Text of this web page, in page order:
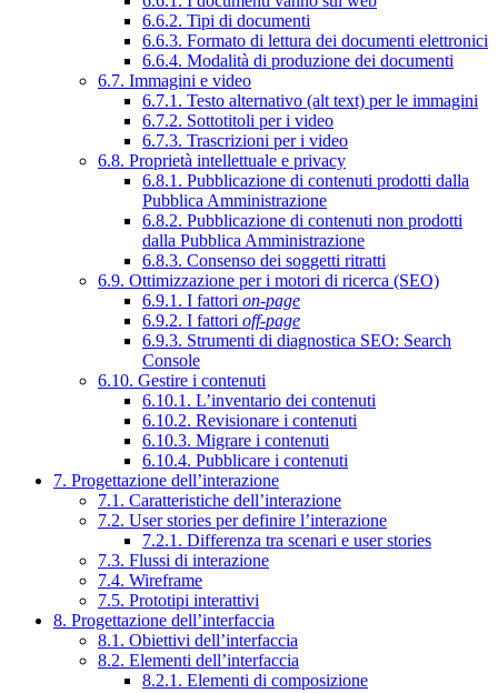
6.6.2. Tipi di documenti
6.6.3. Formato di lettura dei documenti elettronici
6.6.4. Modalità di produzione dei documenti
6.7. Immagini e video
6.7.1. Testo alternativo (alt text) per le immagini
6.7.2. Sottotitoli per i video
6.7.3. Trascrizioni per i video
6.8. Proprietà intellettuale e privacy
6.8.1. Pubblicazione di contenuti prodotti dalla
Pubblica Amministrazione
6.8.2. Pubblicazione di contenuti non prodotti
dalla Pubblica Amministrazione
6.8.3. Consenso dei soggetti ritratti
6.9. Ottimizzazione per i motori di ricerca (SEO)
6.9.1. I fattori on-page
6.9.2. I fattori off-page
6.9.3. Strumenti di diagnostica SEO: Search
Console
6.10. Gestire i contenuti
6.10.1. L’inventario dei contenuti
6.10.2. Revisionare i contenuti
6.10.3. Migrare i contenuti
6.10.4. Pubblicare i contenuti
7. Progettazione dell’interazione
7.1. Caratteristiche dell’interazione
7.2. User stories per definire l’interazione
7.2.1. Differenza tra scenari e user stories
7.3. Flussi di interazione
7.4. Wireframe
7.5. Prototipi interattivi
8. Progettazione dell’interfaccia
8.1. Obiettivi dell’interfaccia
8.2. Elementi dell’interfaccia
8.2.1. Elementi di composizione